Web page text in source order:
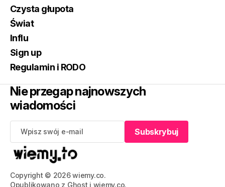
Copyright © 2026 wiemy.co.
Opublikowano z Ghost i wiemy.co.
Czysta głupota
Świat
Influ
Sign up
Regulamin i RODO
Nie przegap najnowszych
wiadomości
Subskrybuj
Subskrybuj